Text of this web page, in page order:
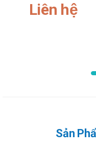
giờ ở các bệnh
sàng còn hạn chế
tách. Liều 250 -
thường là 20mg/
Liên hệ
Sản